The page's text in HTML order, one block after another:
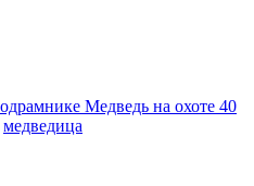
Медведь на охоте 40
медведица